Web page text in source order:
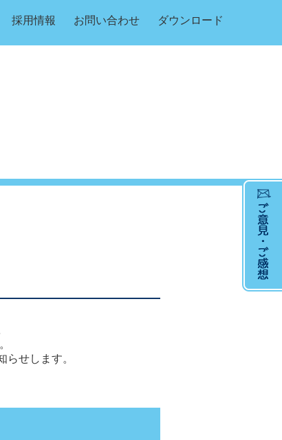
採用情報 お問い合わせ ダウンロード
せします。